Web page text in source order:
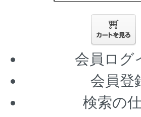
会員ログ
会員登
検索の